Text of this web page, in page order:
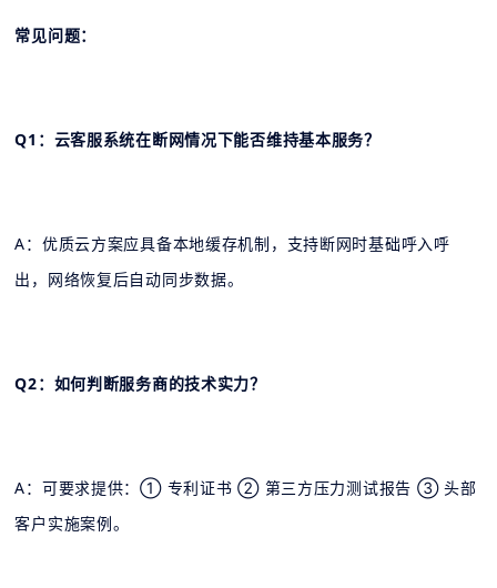
常见问题：
Q1：云客服系统在断网情况下能否维持基本服务？
A：优质云方案应具备本地缓存机制，支持断网时基础呼入呼
出，网络恢复后自动同步数据。
Q2：如何判断服务商的技术实力？
A：可要求提供：① 专利证书 ② 第三方压力测试报告 ③ 头部
客户实施案例。